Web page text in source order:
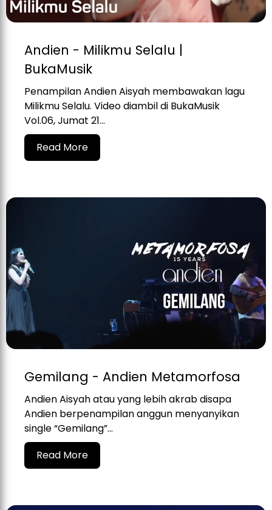
Andien - Milikmu Selalu |
BukaMusik
Penampilan Andien Aisyah membawakan lagu
Milikmu Selalu. Video diambil di BukaMusik
Vol.06, Jumat 21...
Read More
Gemilang - Andien Metamorfosa
Andien Aisyah atau yang lebih akrab disapa
Andien berpenampilan anggun menyanyikan
single “Gemilang”...
Read More